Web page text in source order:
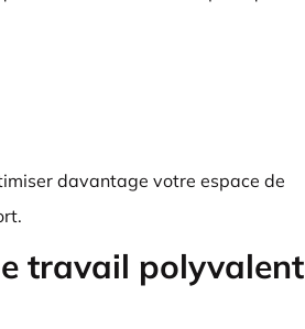
davantage votre espace de
travail polyvalent